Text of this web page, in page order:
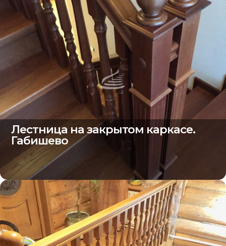
Лестница на закрытом каркасе.
Габишево